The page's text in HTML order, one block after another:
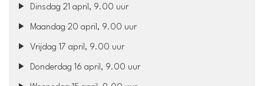
Dinsdag 21 april, 9.00 uur
Maandag 20 april, 9.00 uur
Vrijdag 17 april, 9.00 uur
Donderdag 16 april, 9.00 uur